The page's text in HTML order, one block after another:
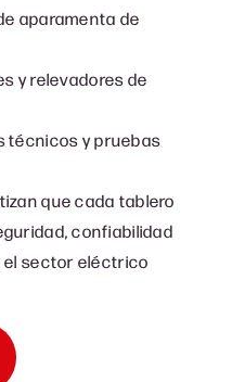
aparamenta de
y relevadores de
técnicos y pruebas
que cada tablero
confiabilidad
el sector eléctrico